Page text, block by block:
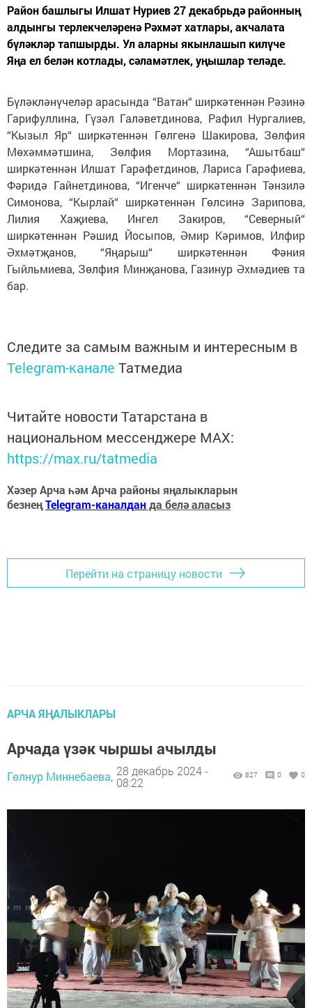
Район башлыгы Илшат Нуриев 27 декабрьдә районның
алдынгы терлекчеләренә Рәхмәт хатлары, акчалата
бүләкләр тапшырды. Ул аларны якынлашып килүче
Яңа ел белән котлады, сәламәтлек, уңышлар теләде.
Бүләкләнүчеләр арасында “Ватан“ ширкәтеннән Рәзинә
Гарифуллина, Гүзәл Галәветдинова, Рафил Нургалиев,
“Кызыл Яр“ ширкәтеннән Гөлгенә Шакирова, Зөлфия
Мөхәммәтшина, Зөлфия Мортазина, “Ашытбаш“
ширкәтеннән Илшат Гарәфетдинов, Лариса Гарәфиева,
Фәридә Гайнетдинова, “Игенче“ ширкәтеннән Тәнзилә
Симонова, “Кырлай“ ширкәтеннән Гөлсинә Зарипова,
Лилия Хаҗиева, Ингел Закиров, “Северный“
ширкәтеннән Рәшид Йосыпов, Әмир Кәримов, Илфир
Әхмәтҗанов, “Яңарыш“ ширкәтеннән Фәния
Гыйльмиева, Зөлфия Минҗанова, Газинур Әхмәдиев та
бар.
Следите за самым важным и интересным в
Telegram-канале Татмедиа
Читайте новости Татарстана в
национальном мессенджере MАХ:
https://max.ru/tatmedia
Хәзер Арча һәм Арча районы яңалыкларын
безнеңTelegram-каналданда белә аласыз
Перейти на страницу новости
АРЧА ЯҢАЛЫКЛАРЫ
Арчада үзәк чыршы ачылды
Гөлнур Миннебаева, 28 декабрь 2024 -
08:22
827 0 0